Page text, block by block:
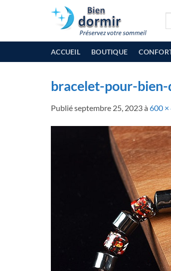
ACCUEIL BOUTIQUE
bracelet-pour-
Publiéseptembre 25, 2023à 600 ×